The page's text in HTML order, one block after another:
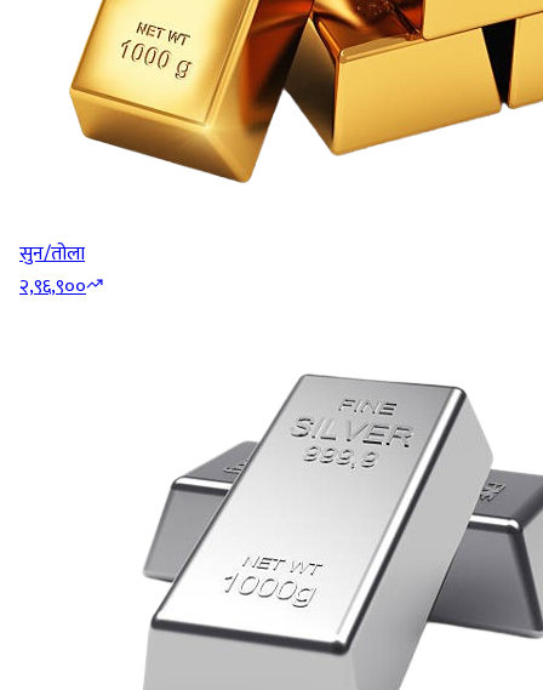
सुन/तोला
२,९६,९००